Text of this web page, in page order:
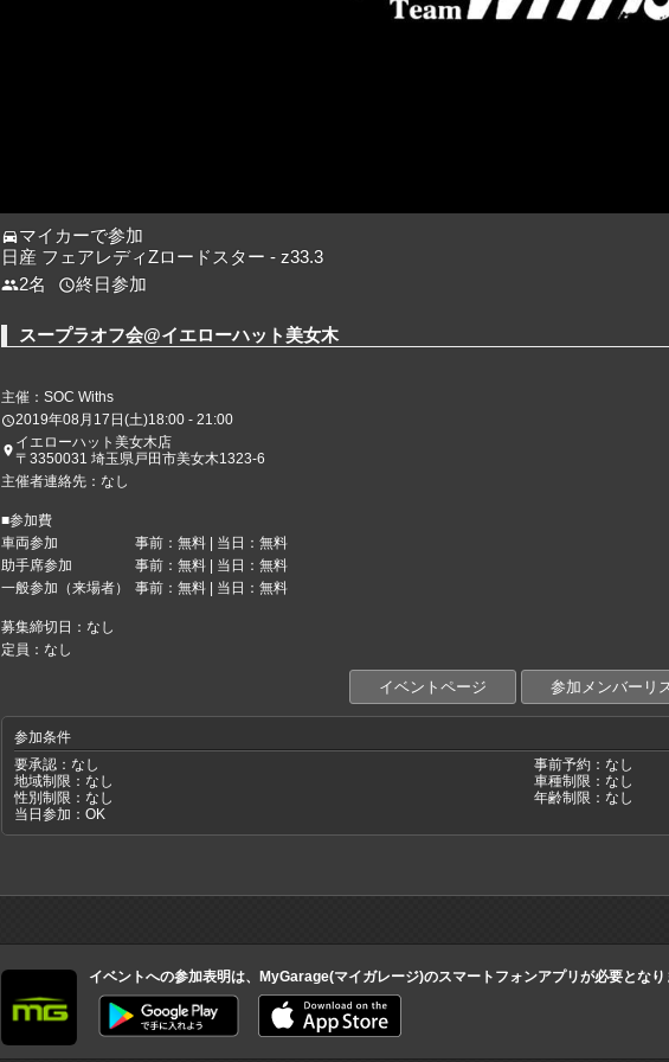
directions_carマイカーで参加
日産 フェアレディZロードスター - z33.3
people2名 access_time終日参加
スープラオフ会@イエローハット美女木
主催：SOC Withs
access_time2019年08月17日(土)18:00 - 21:00
place イエローハット美女木店
〒3350031 埼玉県戸田市美女木1323-6
主催者連絡先：なし
■参加費
車両参加
事前：無料 | 当日：無料
助手席参加
事前：無料 | 当日：無料
一般参加（来場者）
事前：無料 | 当日：無料
募集締切日：なし
定員：なし
イベントページ 参加メンバーリ
参加条件
要承認：なし
事前予約：なし
地域制限：なし
車種制限：なし
性別制限：なし
年齢制限：なし
当日参加：OK
イベントへの参加表明は、MyGarage(マイガレージ)のスマートフォンアプリが必要となり